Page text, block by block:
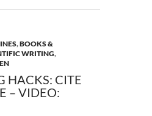
,BOOKS &
WRITING,
HACKS: CITE
– VIDEO: